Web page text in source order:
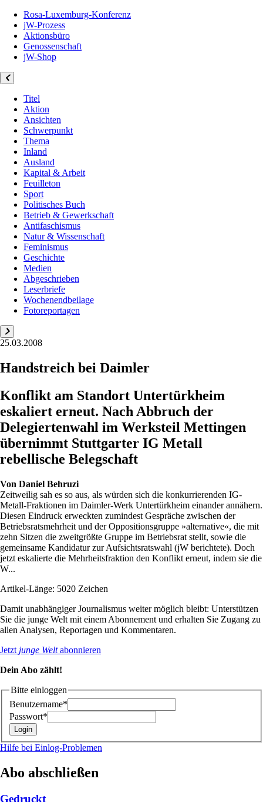
Rosa-Luxemburg-Konferenz
jW-Prozess
Aktionsbüro
Genossenschaft
jW-Shop
Titel
Aktion
Ansichten
Schwerpunkt
Thema
Inland
Ausland
Kapital & Arbeit
Feuilleton
Sport
Politisches Buch
Betrieb & Gewerkschaft
Antifaschismus
Natur & Wissenschaft
Feminismus
Geschichte
Medien
Abgeschrieben
Leserbriefe
Wochenendbeilage
Fotoreportagen
25.03.2008
Handstreich bei Daimler
Konflikt am Standort Untertürkheim
eskaliert erneut. Nach Abbruch der
Delegiertenwahl im Werksteil Mettingen
übernimmt Stuttgarter IG Metall
rebellische Belegschaft
Von Daniel Behruzi
Zeitweilig sah es so aus, als würden sich die konkurrierenden IG-
Metall-Fraktionen im Daimler-Werk Untertürkheim einander annähern.
Diesen Eindruck erweckten zumindest Gespräche zwischen der
Betriebsratsmehrheit und der Oppositionsgruppe »alternative«, die mit
zehn Sitzen die zweitgrößte Gruppe im Betriebsrat stellt, sowie die
gemeinsame Kandidatur zur Aufsichtsratswahl (jW berichtete). Doch
jetzt eskalierte die Mehrheitsfraktion den Konflikt erneut, indem sie die
W...
Artikel-Länge: 5020 Zeichen
Damit unabhängiger Journalismus weiter möglich bleibt: Unterstützen
Sie die junge Welt mit einem Abonnement und erhalten Sie Zugang zu
allen Analysen, Reportagen und Kommentaren.
Jetzt junge Weltabonnieren
Dein Abo zählt!
Bitte einloggen
Benutzername*
Passwort*
Hilfe bei Einlog-Problemen
Abo abschließen
Gedruckt